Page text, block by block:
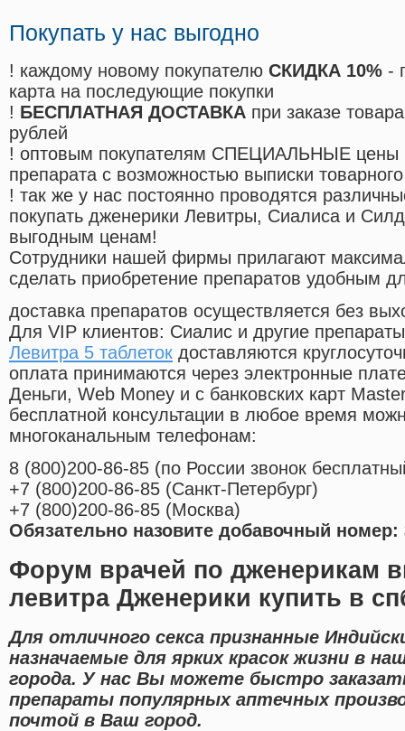
Покупать у нас выгодно
! каждому новому покупателю СКИДКА 10% -
карта на последующие покупки
! БЕСПЛАТНАЯ ДОСТАВКА при заказе
рублей
! оптовым покупателям СПЕЦИАЛЬНЫЕ цены
препарата с возможностью выписки
! так же у нас постоянно проводятся
покупать дженерики Левитры, Сиалиса и
выгодным ценам!
Cотрудники нашей фирмы прилагают
сделать приобретение препаратов удобным
доставка препаратов осуществляется без
Для VIP клиентов: Сиалис и другие
Левитра 5 таблеток доставляются
оплата принимаются через электронные
Деньги, Web Money и с банковских карт
бесплатной консультации в любое время
многоканальным телефонам:
8 (800)200-86-85 (по России звонок
+7 (800)200-86-85 (Санкт-Петербург)
+7 (800)200-86-85 (Москва)
Обязательно назовите добавочный номер:
Форум врачей по дженерикам
левитра Дженерики купить в
Для отличного секса признанные
назначаемые для ярких красок жизни в
города. У нас Вы можете быстро
препараты популярных аптечных
почтой в Ваш город.